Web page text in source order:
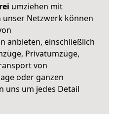
umziehen mit
unser Netzwerk können
anbieten, einschließlich
Privatumzüge,
von
oder ganzen
uns um jedes Detail